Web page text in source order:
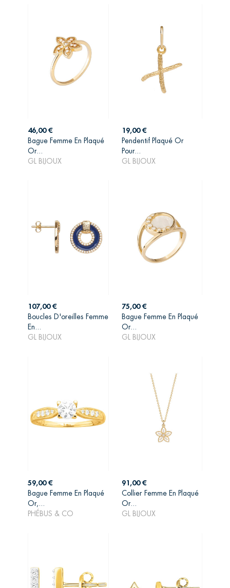
Prix
46,00 €
Bague Femme En Plaqué
Or...
GL BIJOUX
AJOUTER AU
Prix
19,00 €
Pendentif Plaqué Or
Pour...
GL BIJOUX
AJOUTER AU
Prix
107,00 €
Boucles D'oreilles Femme
En...
GL BIJOUX
AJOUTER AU
Prix
75,00 €
Bague Femme En Plaqué
Or...
GL BIJOUX
AJOUTER AU
Prix
59,00 €
Bague Femme En Plaqué
Or,...
PHÉBUS & CO
AJOUTER AU
Prix
91,00 €
Collier Femme En Plaqué
Or...
GL BIJOUX
AJOUTER AU